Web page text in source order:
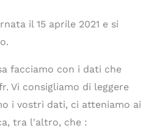
il 15 aprile 2021 e si
facciamo con i dati che
Vi consigliamo di leggere
i vostri dati, ci atteniamo ai
tra l'altro, che :